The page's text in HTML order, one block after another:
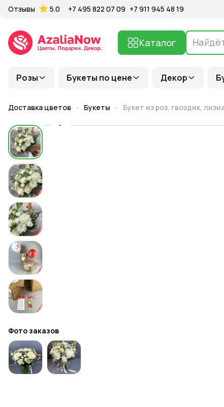
Розы Букеты по цене Декор
Каталог
Отзывы 5.0 +7 495 822 07 09 +7 911 945 48 19
Доставка цветов Букеты Букет из роз, гвоздик,
Фото заказов